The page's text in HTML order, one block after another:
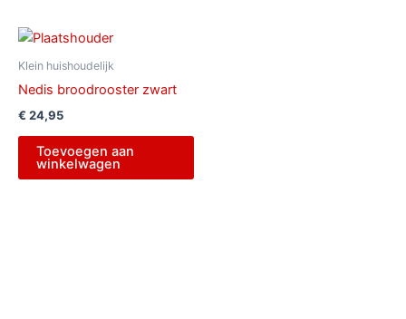
Klein huishoudelijk
Nedis broodrooster zwart
€ 24,95
Toevoegen aan
winkelwagen